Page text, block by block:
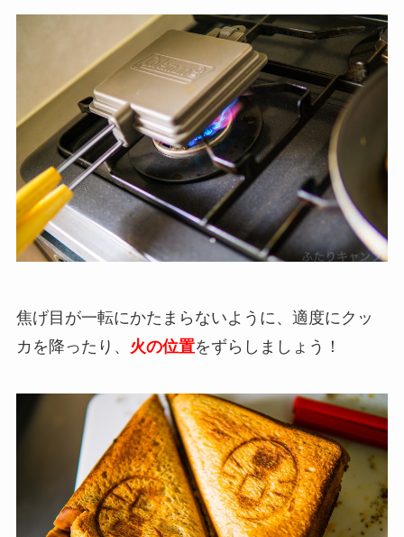
焦げ目が一転にかたまらないように、適度にクッ
カを降ったり、 火の位置をずらしましょう！